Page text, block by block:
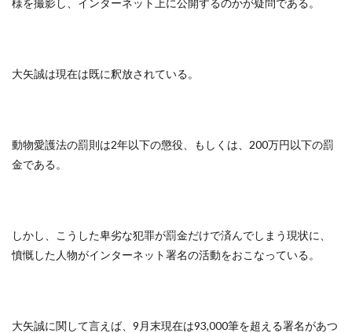
様を撮影し、インターネット上に公開するのかが疑問である。
大矢誠は現在は既に釈放されている。
動物愛護法の罰則は2年以下の懲役、もしくは、200万円以下の罰
金である。
しかし、こうした卑劣な犯罪が罰金だけで済んでしまう現状に、
憤慨した人物がインターネット署名の活動をおこなっている。
大矢誠に関して言えば、9月末現在は93,000筆を超える署名があつ